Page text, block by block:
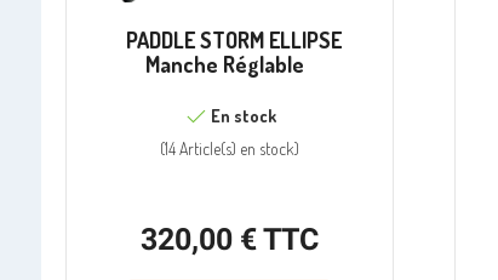
PADDLE STORM ELLIPSE
Manche Réglable
En stock
(14 Article(s) en stock)
320,00 € TTC